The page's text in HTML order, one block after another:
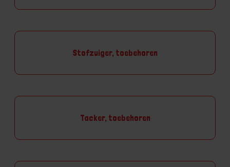
Stofzuiger, toebehoren
Tacker, toebehoren